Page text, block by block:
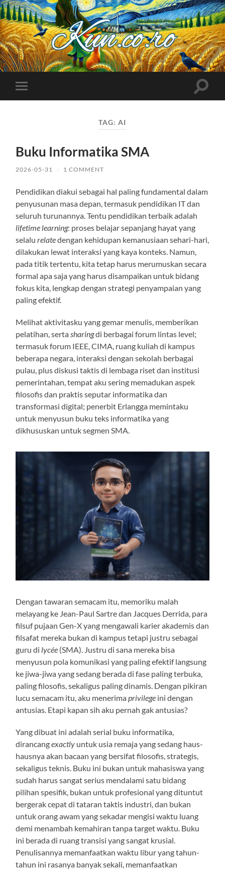
Kuncoro++
Toggle
mobile
Toggle
TAG:AI
Buku Informatika SMA
2026-05-31 / 1 COMMENT
Pendidikan diakui sebagai hal paling fundamental dalam
penyusunan masa depan, termasuk pendidikan IT dan
seluruh turunannya. Tentu pendidikan terbaik adalah
lifetime learning: proses belajar sepanjang hayat yang
selalurelatedengan kehidupan kemanusiaan sehari-hari,
dilakukan lewat interaksi yang kaya konteks. Namun,
pada titik tertentu, kita tetap harus merumuskan secara
formal apa saja yang harus disampaikan untuk bidang
fokus kita, lengkap dengan strategi penyampaian yang
paling efektif.
Melihat aktivitasku yang gemar menulis, memberikan
pelatihan, sertasharingdi berbagai forum lintas level;
termasuk forum IEEE, CIMA, ruang kuliah di kampus
beberapa negara, interaksi dengan sekolah berbagai
pulau, plus diskusi taktis di lembaga riset dan institusi
pemerintahan, tempat aku sering memadukan aspek
filosofis dan praktis seputar informatika dan
transformasi digital; penerbit Erlangga memintaku
untuk menyusun buku teks informatika yang
dikhususkan untuk segmen SMA.
Dengan tawaran semacam itu, memoriku malah
melayang ke Jean-Paul Sartre dan Jacques Derrida, para
filsuf pujaan Gen-X yang mengawali karier akademis dan
filsafat mereka bukan di kampus tetapi justru sebagai
guru di lycée (SMA). Justru di sana mereka bisa
menyusun pola komunikasi yang paling efektif langsung
ke jiwa-jiwa yang sedang berada di fase paling terbuka,
paling filosofis, sekaligus paling dinamis. Dengan pikiran
lucu semacam itu, aku menerimaprivilege ini dengan
antusias. Etapi kapan sih aku pernah gak antusias?
Yang dibuat ini adalah serial buku informatika,
dirancangexactly untuk usia remaja yang sedang haus-
hausnya akan bacaan yang bersifat filosofis, strategis,
sekaligus teknis. Buku ini bukan untuk mahasiswa yang
sudah harus sangat serius mendalami satu bidang
pilihan spesifik, bukan untuk profesional yang dituntut
bergerak cepat di tataran taktis industri, dan bukan
untuk orang awam yang sekadar mengisi waktu luang
demi menambah kemahiran tanpa target waktu. Buku
ini berada di ruang transisi yang sangat krusial.
Penulisannya memanfaatkan waktu libur yang tahun-
tahun ini rasanya banyak sekali, memanfaatkan